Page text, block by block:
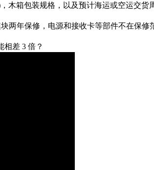
木箱包装规格，以及预计海运或空运交货
两年保修，电源和接收卡等部件不在保
相差 3 倍？